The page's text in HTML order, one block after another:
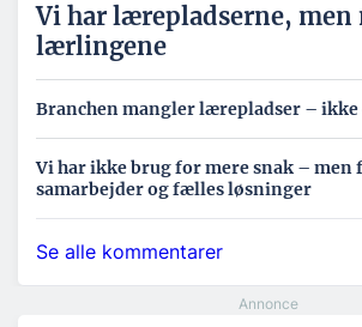
Vi har lærepladserne, men
lærlingene
Branchen mangler lærepladser – ikke
Vi har ikke brug for mere snak – men
samarbejder og fælles løsninger
Se alle kommentarer